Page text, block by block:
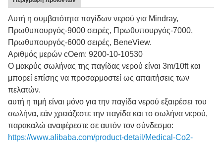
Αυτή η συμβατότητα παγίδων νερού για Mindray,
Πρωθυπουργός-9000 σειρές, Πρωθυπουργός-7000,
Πρωθυπουργός-6000 σειρές, BeneView.
Αριθμός μερών cOem: 9200-10-10530
Ο μακρύς σωλήνας της παγίδας νερού είναι 3m/10ft και
μπορεί επίσης να προσαρμοστεί ως απαιτήσεις των
πελατών.
αυτή η τιμή είναι μόνο για την παγίδα νερού εξαιρέσει του
σωλήνα, εάν χρειάζεστε την παγίδα και το σωλήνα νερού,
παρακαλώ αναφέρεστε σε αυτόν τον σύνδεσμο:
https://www.alibaba.com/product-detail/Medical-Co2-